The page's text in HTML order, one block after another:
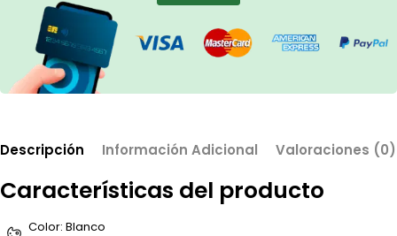
Descripción Información Adicional Valoraciones (0)
Características del producto
Color: Blanco